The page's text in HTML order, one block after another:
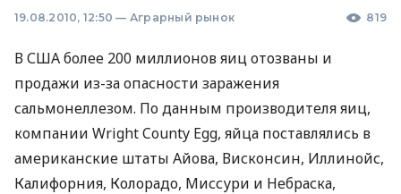
19.08.2010, 12:50 — Аграрный рынок 819
В США более 200 миллионов яиц отозваны и
продажи из-за опасности заражения
сальмонеллезом. По данным производителя яиц,
компании Wright County Egg, яйца поставлялись в
американские штаты Айова, Висконсин, Иллинойс,
Калифорния, Колорадо, Миссури и Небраска,